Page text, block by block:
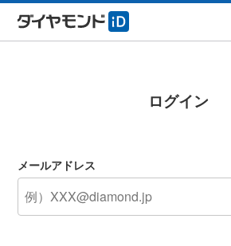
ログイン
メールアドレス